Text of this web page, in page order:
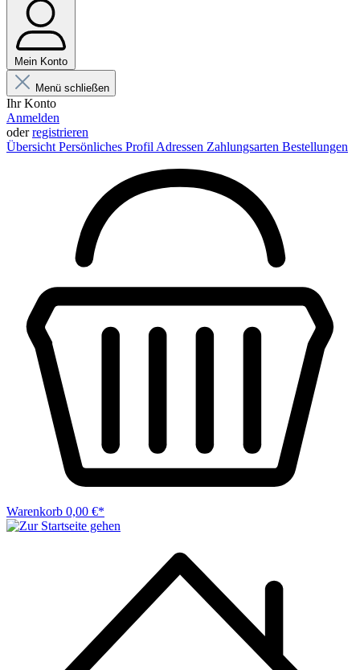
Mein Konto
Menü schließen
Ihr Konto
Anmelden
oderregistrieren
Übersicht Persönliches Profil Adressen Zahlungsarten Bestellungen
Warenkorb 0,00 €*